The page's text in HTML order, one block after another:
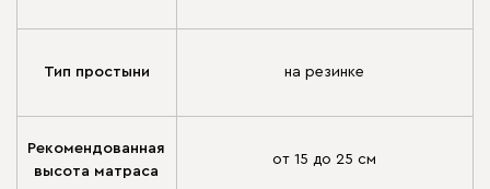
Тип простыни на резинке
Рекомендованная
высота матраса
от 15 до 25 см